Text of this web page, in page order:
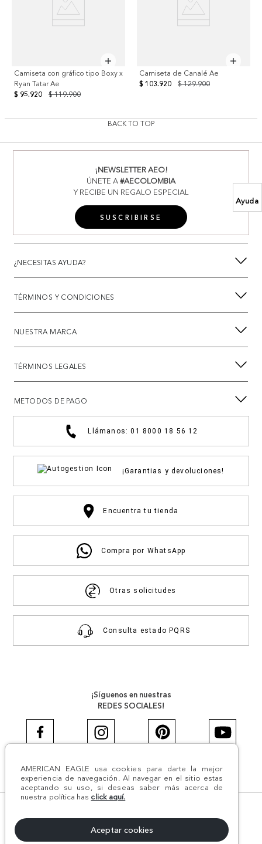
Ayuda
AMERICAN EAGLE usa cookies para darte la mejor
experiencia de navegación. Al navegar en el sitio estas
aceptando su uso, si deseas saber más acerca de
nuestra política has click aquí.
Aceptar cookies
Camiseta con gráfico tipo Boxy x
Ryan Tatar Ae
$ 119.900
$ 95.920
Camiseta de Canalé Ae
$ 129.900
$ 103.920
BACK TO TOP
¡NEWSLETTER AEO!
ÚNETE A#AECOLOMBIA
Y RECIBE UN REGALO ESPECIAL
SUSCRIBIRSE
¿NECESITAS AYUDA?
TÉRMINOS Y CONDICIONES
NUESTRA MARCA
TÉRMINOS LEGALES
METODOS DE PAGO
Llámanos: 01 8000 18 56 12
¡Garantias y devoluciones!
Encuentra tu tienda
Compra por WhatsApp
Otras solicitudes
Consulta estado PQRS
¡Síguenos en nuestras
REDES SOCIALES!
#AEJEANS #AerieREALCOL
NIT:800.069.933-6 | CII 14 #52A - 370 | Medellín, Colombia